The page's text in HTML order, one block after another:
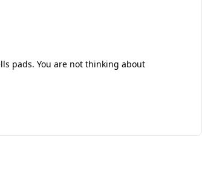
pads. You are not thinking about